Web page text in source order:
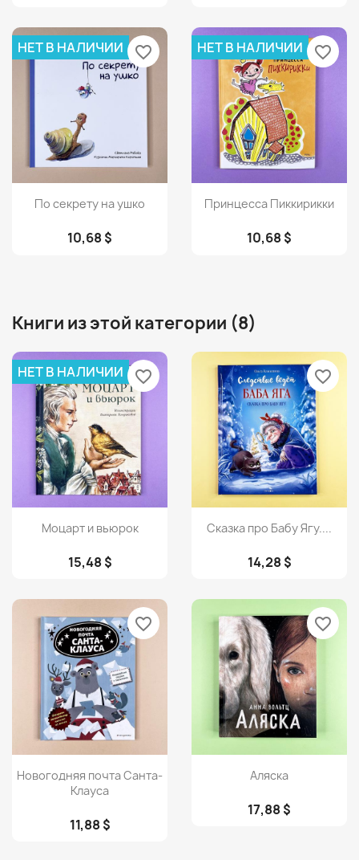
Просмотр
По секрету на ушко
10,68 $
НЕТ В НАЛИЧИИ favorite_border
Просмотр
Принцесса Пиккирикки
10,68 $
НЕТ В НАЛИЧИИ favorite_border
Книги из этой категории (8)
Просмотр
Моцарт и вьюрок
15,48 $
НЕТ В НАЛИЧИИ favorite_border
Просмотр
Сказка про Бабу Ягу....
14,28 $
favorite_border
Просмотр
Новогодняя почта Санта-
Клауса
11,88 $
favorite_border
Просмотр
Аляска
17,88 $
favorite_border